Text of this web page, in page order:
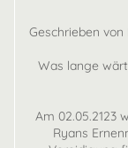
Geschrieben von
Was lange
Am 02.05.2123
Ryans